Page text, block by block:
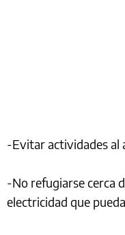
-Evitar actividades al
-No refugiarse cerca
electricidad que